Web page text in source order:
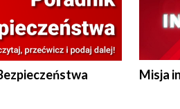
Misja